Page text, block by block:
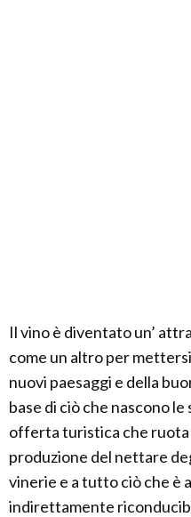
Il vino è diventato un’
come un altro per
nuovi paesaggi e della
base di ciò che nascono
offerta turistica che ruota
produzione del nettare
vinerie e a tutto ciò che è
indirettamente